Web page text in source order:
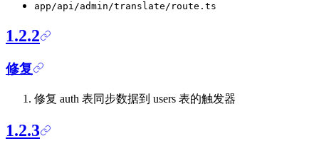
app/api/admin/translate/route.ts
1.2.2
修复
修复 auth 表同步数据到 users 表的触发器
1.2.3